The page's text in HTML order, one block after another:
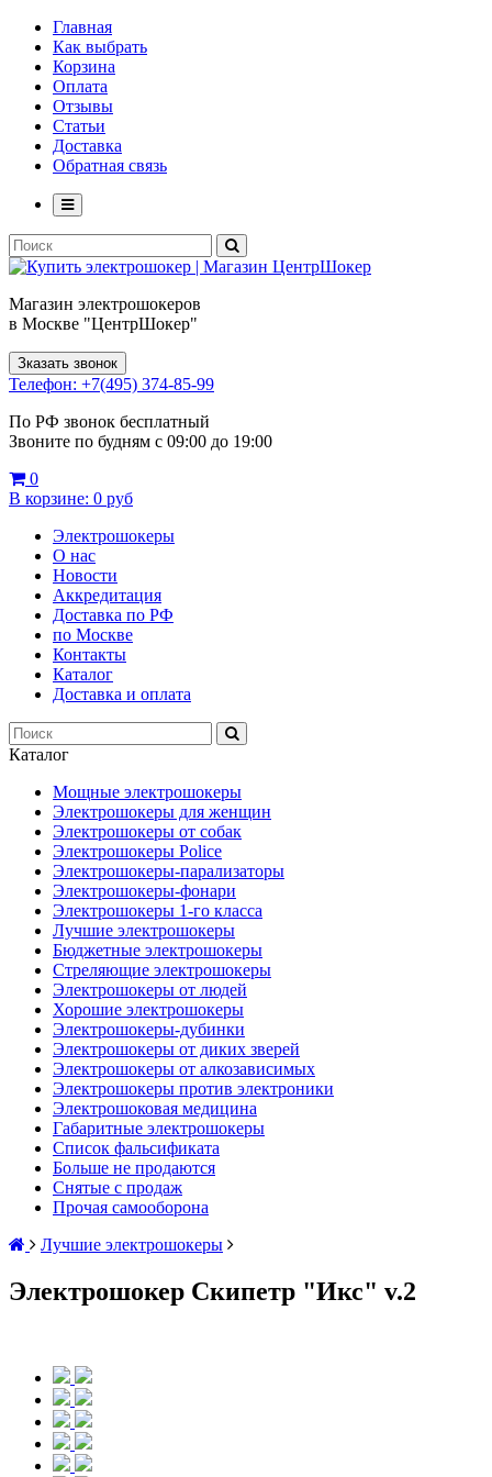
Главная
Как выбрать
Корзина
Оплата
Отзывы
Статьи
Доставка
Обратная связь
Магазин электрошокеров
в Москве "ЦентрШокер"
Зказать звонок
Телефон: +7(495) 374-85-99
По РФ звонок бесплатный
Звоните по будням с 09:00 до 19:00
0
В корзине: 0 руб
Электрошокеры
О нас
Новости
Аккредитация
Доставка по РФ
по Москве
Контакты
Каталог
Доставка и оплата
Каталог
Мощные электрошокеры
Электрошокеры для женщин
Электрошокеры от собак
Электрошокеры Police
Электрошокеры-парализаторы
Электрошокеры-фонари
Электрошокеры 1-го класса
Лучшие электрошокеры
Бюджетные электрошокеры
Стреляющие электрошокеры
Электрошокеры от людей
Хорошие электрошокеры
Электрошокеры-дубинки
Электрошокеры от диких зверей
Электрошокеры от алкозависимых
Электрошокеры против электроники
Электрошоковая медицина
Габаритные электрошокеры
Список фальсификата
Больше не продаются
Снятые с продаж
Прочая самооборона
Лучшие электрошокеры
Электрошокер Скипетр "Икс" v.2